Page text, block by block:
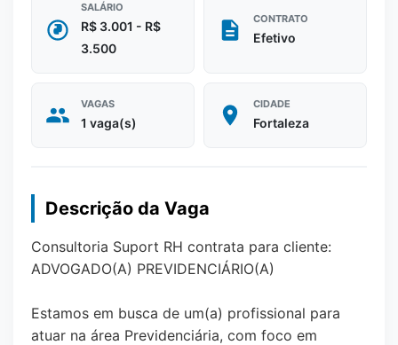
SALÁRIO
R$ 3.001 - R$
3.500
CONTRATO
Efetivo
VAGAS
1 vaga(s)
CIDADE
Fortaleza
Descrição da Vaga
Consultoria Suport RH contrata para cliente:
ADVOGADO(A) PREVIDENCIÁRIO(A)
Estamos em busca de um(a) profissional para
atuar na área Previdenciária, com foco em